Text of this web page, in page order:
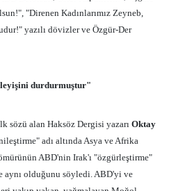
"Direnen Kadınlarımız Zeyneb,
yazılı dövizler ve Özgür-Der
durdurmuştur"
sözü alan Haksöz Dergisi yazarı Oktay
adı altında Asya ve Afrika
ABD'nin Irak'ı "özgürleştirme"
aynı olduğunu söyledi. ABD'yi ve